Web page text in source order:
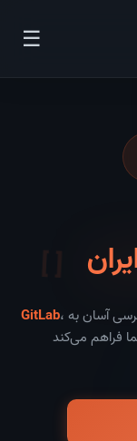
☰
آسان به GitLab،
فراهم می‌کند